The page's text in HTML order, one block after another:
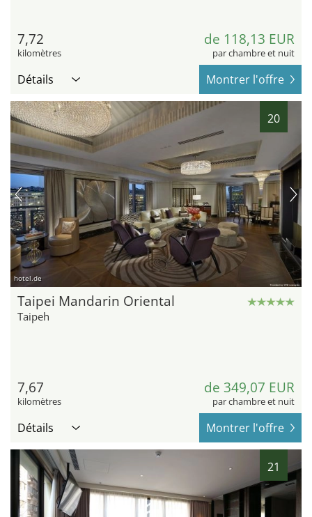
7,72
kilomètres
de 118,13 EUR
par chambre et nuit
Détails Montrer l'offre
20
hotel.de
Taipei Mandarin Oriental
Taipeh
7,67
kilomètres
de 349,07 EUR
par chambre et nuit
Détails Montrer l'offre
21